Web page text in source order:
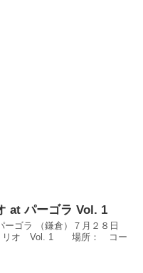
at パーゴラ Vol. 1
ーゴラ （鎌倉）７月２８日
トリオ Vol. 1 場所： コー